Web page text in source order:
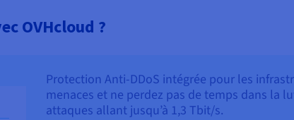
OVHcloud ?
Protection Anti-DDoS intégrée pour les
menaces et ne perdez pas de temps dans la
attaques allant jusqu’à 1,3 Tbit/s.